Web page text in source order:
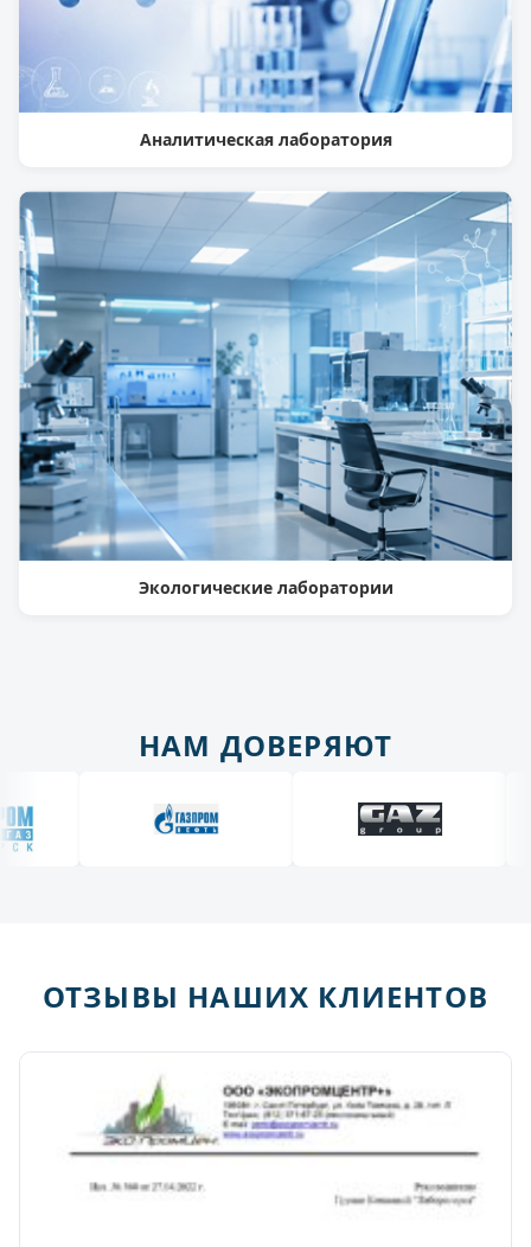
Аналитическая лаборатория
Экологические лаборатории
НАМ ДОВЕРЯЮТ
ОТЗЫВЫ НАШИХ КЛИЕНТОВ